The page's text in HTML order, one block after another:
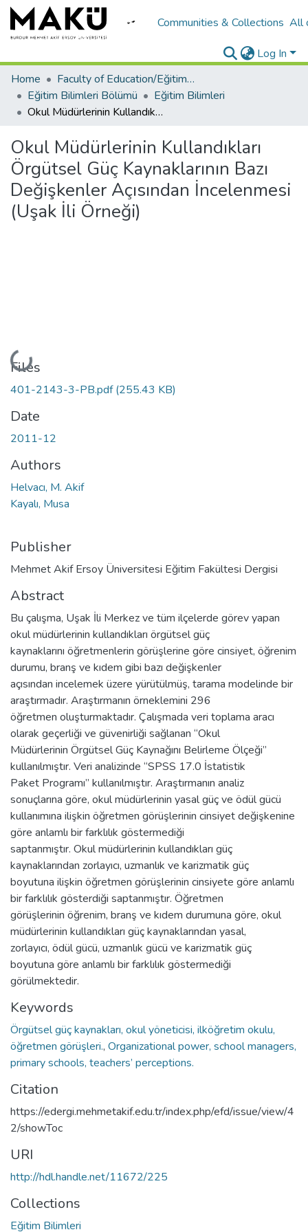
Communities & Collections All
Log In
Home
Faculty of Education/Eğitim Fakültesi
Eğitim Bilimleri Bölümü
Eğitim Bilimleri
Okul Müdürlerinin Kullandıkları Örgütsel Güç Kaynaklarının Bazı Değişkenler Açısından İncelenmesi (Uşak İli Örneği)
Okul Müdürlerinin Kullandıkları
Örgütsel Güç Kaynaklarının Bazı
Değişkenler Açısından İncelenmesi
(Uşak İli Örneği)
Loading...
Files
401-2143-3-PB.pdf(255.43 KB)
Date
2011-12
Authors
Helvacı, M. Akif
Kayalı, Musa
Publisher
Mehmet Akif Ersoy Üniversitesi Eğitim Fakültesi Dergisi
Abstract
Bu çalışma, Uşak İli Merkez ve tüm ilçelerde görev yapan
okul müdürlerinin kullandıkları örgütsel güç
kaynaklarını öğretmenlerin görüşlerine göre cinsiyet, öğrenim
durumu, branş ve kıdem gibi bazı değişkenler
açısından incelemek üzere yürütülmüş, tarama modelinde bir
araştırmadır. Araştırmanın örneklemini 296
öğretmen oluşturmaktadır. Çalışmada veri toplama aracı
olarak geçerliği ve güvenirliği sağlanan “Okul
Müdürlerinin Örgütsel Güç Kaynağını Belirleme Ölçeği”
kullanılmıştır. Veri analizinde “SPSS 17.0 İstatistik
Paket Programı” kullanılmıştır. Araştırmanın analiz
sonuçlarına göre, okul müdürlerinin yasal güç ve ödül gücü
kullanımına ilişkin öğretmen görüşlerinin cinsiyet değişkenine
göre anlamlı bir farklılık göstermediği
saptanmıştır. Okul müdürlerinin kullandıkları güç
kaynaklarından zorlayıcı, uzmanlık ve karizmatik güç
boyutuna ilişkin öğretmen görüşlerinin cinsiyete göre anlamlı
bir farklılık gösterdiği saptanmıştır. Öğretmen
görüşlerinin öğrenim, branş ve kıdem durumuna göre, okul
müdürlerinin kullandıkları güç kaynaklarından yasal,
zorlayıcı, ödül gücü, uzmanlık gücü ve karizmatik güç
boyutuna göre anlamlı bir farklılık göstermediği
görülmektedir.
Keywords
Örgütsel güç kaynakları, okul yöneticisi, ilköğretim okulu,
öğretmen görüşleri., Organizational power, school managers,
primary schools, teachers’ perceptions.
Citation
https://edergi.mehmetakif.edu.tr/index.php/efd/issue/view/4
2/showToc
URI
http://hdl.handle.net/11672/225
Collections
Eğitim Bilimleri